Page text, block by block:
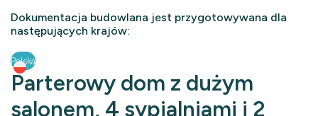
Dokumentacja budowlana jest przygotowywana dla
następujących krajów:
Polska
Parterowy dom z dużym
salonem, 4 sypialniami i 2